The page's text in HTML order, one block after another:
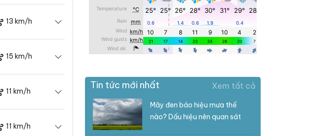
13 km/h
15 km/h
11 km/h
11 km/h
Tin tức mới nhất Xem tất cả
Mây đen báo hiệu mưa thế
nào? Dấu hiệu nên quan sát